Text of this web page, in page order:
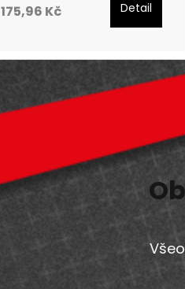
175,96 Kč Detail